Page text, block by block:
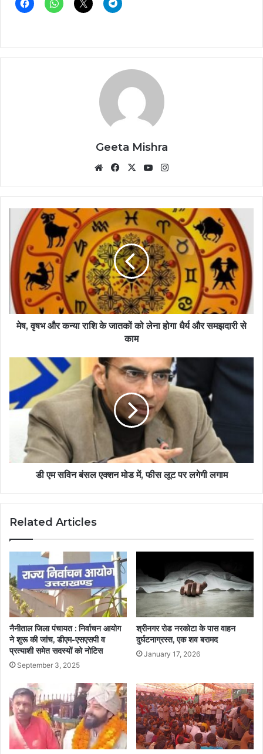
Geeta Mishra
WebsiteFacebook
X YouTube
मेष, वृषभ और कन्या राशि के जातकों को लेना होगा धैर्य और समझदारी से
काम
डी एम सविन बंसल एक्शन मोड में, फीस लूट पर लगेगी लगाम
Related Articles
नैनीताल जिला पंचायत : निर्वाचन आयोग
ने शुरू की जांच, डीएम-एसएसपी व
प्रत्याशी समेत सदस्यों को नोटिस
September 3, 2025
श्रीनगर रोड नरकोटा के पास वाहन
दुर्घटनाग्रस्त, एक शव बरामद
January 17, 2026